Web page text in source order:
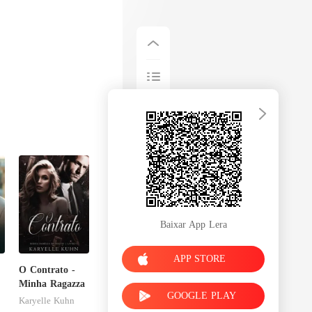
O Contrato -
Minha Ragazza
Karyelle Kuhn
Baixar App Lera
APP STORE
GOOGLE PLAY